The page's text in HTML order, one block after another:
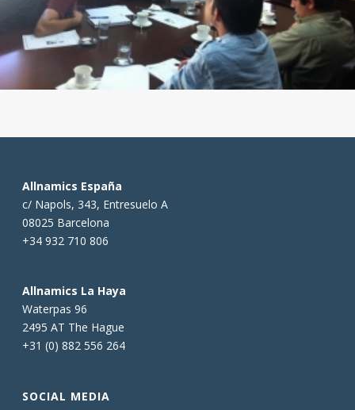
Allnamics España
c/ Napols, 343, Entresuelo A
08025 Barcelona
+34 932 710 806
Allnamics La Haya
Waterpas 96
2495 AT The Hague
+31 (0) 882 556 264
SOCIAL MEDIA